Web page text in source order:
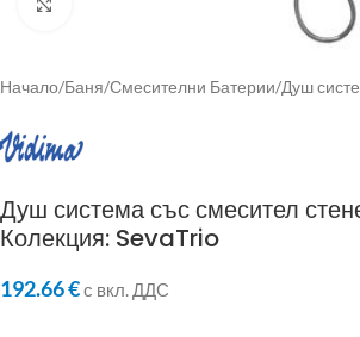
Начало/Баня/Смесителни Батерии/Душ
Душ система със смесител
Колекция: SevaTrio
192.66€с вкл. ДДС